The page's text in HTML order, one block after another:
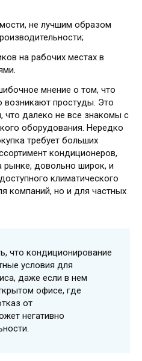
не лучшим образом
на рабочих местах в
мнение о том, что
возникают простуды. Это
что далеко не все знакомы с
оборудования. Нередко
требует больших
кондиционеров,
рынке, довольно широк, и
климатического
компаний, но и для частных
что кондиционирование
условия для
даже если в нем
офисе, где
от
негативно